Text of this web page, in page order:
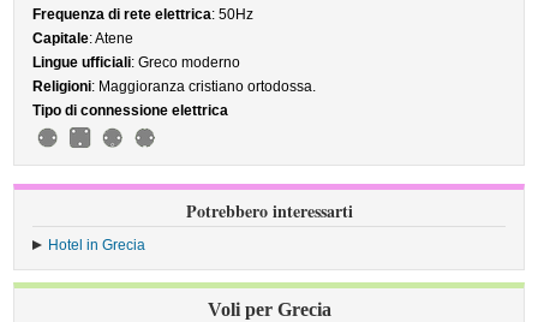
Frequenza di rete elettrica: 50Hz
Capitale: Atene
Lingue ufficiali: Greco moderno
Religioni: Maggioranza cristiano ortodossa.
Tipo di connessione elettrica
Potrebbero interessarti
Hotel in Grecia
Voli per Grecia